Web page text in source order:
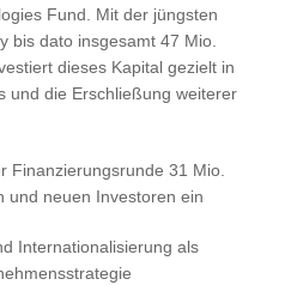
Fund. Mit der jüngsten
bis dato insgesamt 47 Mio.
dieses Kapital gezielt in
und die Erschließung weiterer
Finanzierungsrunde 31 Mio.
und neuen Investoren ein
Internationalisierung als